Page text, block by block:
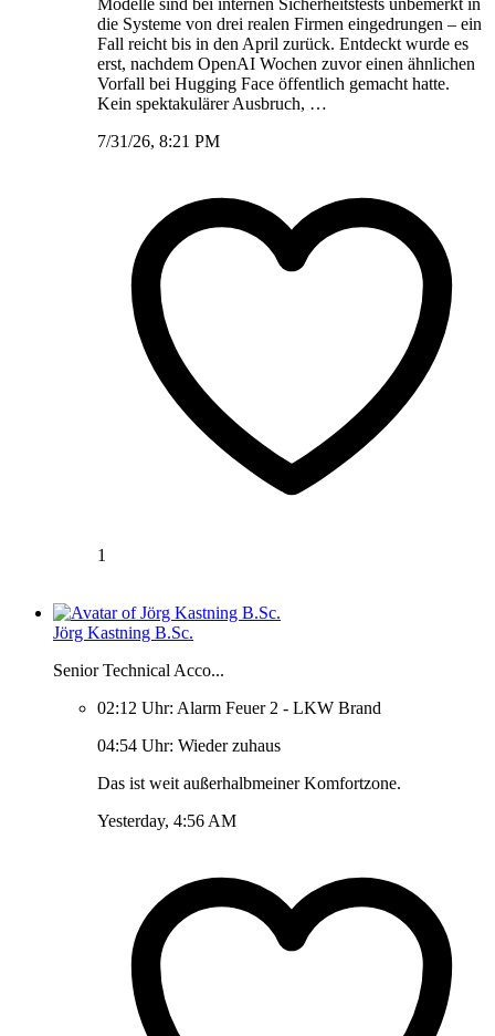
die Systeme von drei realen Firmen eingedrungen – ein
Fall reicht bis in den April zurück. Entdeckt wurde es
erst, nachdem OpenAI Wochen zuvor einen ähnlichen
Vorfall bei Hugging Face öffentlich gemacht hatte.
Kein spektakulärer Ausbruch, …
7/31/26, 8:21 PM
1
Jörg Kastning B.Sc.
Senior Technical Acco...
02:12 Uhr: Alarm Feuer 2 - LKW Brand
04:54 Uhr: Wieder zuhaus
Das ist weit außerhalbmeiner Komfortzone.
Yesterday, 4:56 AM